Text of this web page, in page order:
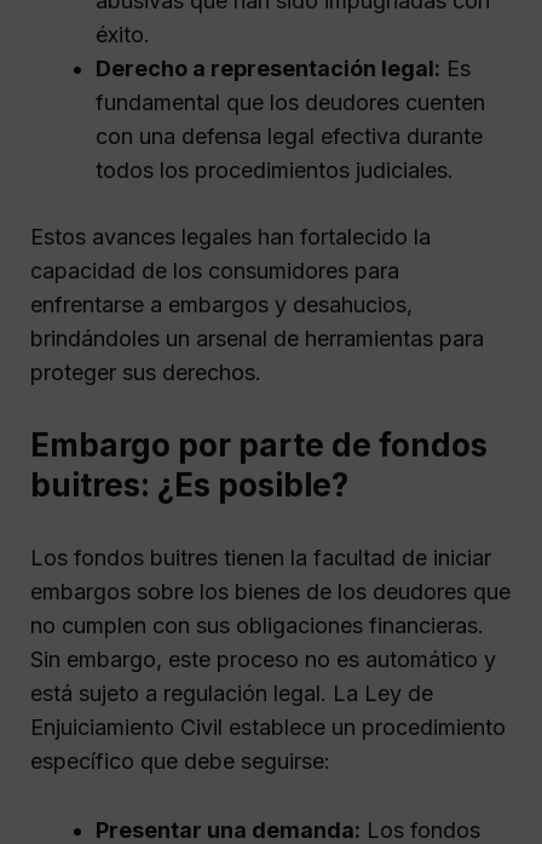
éxito.
Derecho a representación legal: Es
fundamental que los deudores cuenten
con una defensa legal efectiva durante
todos los procedimientos judiciales.
Estos avances legales han fortalecido la
capacidad de los consumidores para
enfrentarse a embargos y desahucios,
brindándoles un arsenal de herramientas para
proteger sus derechos.
Embargo por parte de fondos
buitres: ¿Es posible?
Los fondos buitres tienen la facultad de iniciar
embargos sobre los bienes de los deudores que
no cumplen con sus obligaciones financieras.
Sin embargo, este proceso no es automático y
está sujeto a regulación legal. La Ley de
Enjuiciamiento Civil establece un procedimiento
específico que debe seguirse:
Presentar una demanda: Los fondos